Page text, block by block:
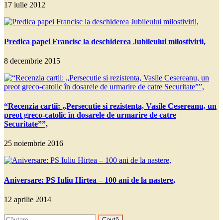
17 iulie 2012
Predica papei Francisc la deschiderea Jubileului milostivirii,
8 decembrie 2015
“Recenzia cartii: „Persecutie si rezistenta, Vasile Cesereanu, un
preot greco-catolic în dosarele de urmarire de catre
Securitate””,
25 noiembrie 2016
Aniversare: PS Iuliu Hirtea – 100 ani de la nastere,
12 aprilie 2014